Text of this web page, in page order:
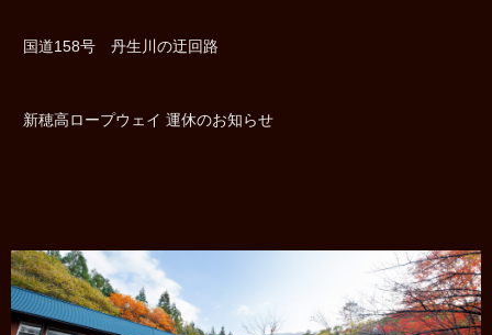
国道158号 丹生川の迂回路
新穂高ロープウェイ 運休のお知らせ